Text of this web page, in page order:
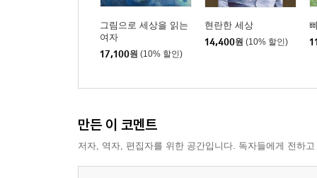
그림으로 세상을 읽는
여자
17,100원 (10% 할인)
현란한 세상
14,400원 (10% 할인)
만든 이 코멘트
저자, 역자, 편집자를 위한 공간입니다. 독자들에게 전하